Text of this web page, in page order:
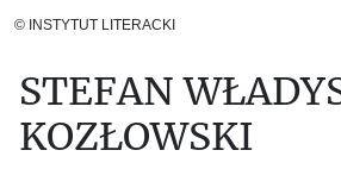
© INSTYTUT LITERACKI
STEFAN
KOZŁOWSKI